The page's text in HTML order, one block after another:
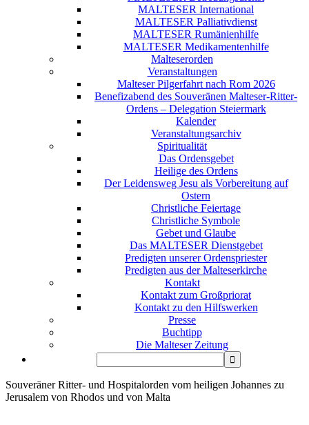
MALTESER International
MALTESER Palliativdienst
MALTESER Rumänienhilfe
MALTESER Medikamentenhilfe
Malteserorden
Veranstaltungen
Malteser Pilgerfahrt nach Rom 2026
Benefizabend des Souveränen Malteser-Ritter-
Ordens – Delegation Steiermark
Kalender
Veranstaltungsarchiv
Spiritualität
Das Ordensgebet
Heilige des Ordens
Der Leidensweg Jesu als Vorbereitung auf
Ostern
Christliche Feiertage
Christliche Symbole
Gebet und Glaube
Das MALTESER Dienstgebet
Predigten unserer Ordenspriester
Predigten aus der Malteserkirche
Kontakt
Kontakt zum Großpriorat
Kontakt zu den Hilfswerken
Presse
Buchtipp
Die Malteser Zeitung
Souveräner Ritter- und Hospitalorden vom heiligen Johannes zu
Jerusalem von Rhodos und von Malta